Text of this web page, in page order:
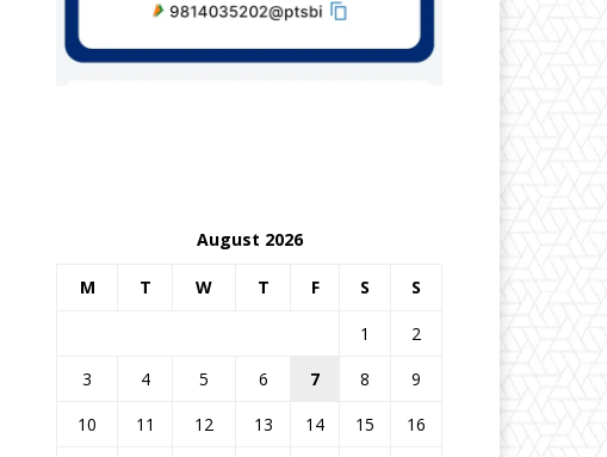
August 2026
M T W T F S S
1
2
3
4 5 6 7 8
9
10
11 12 13 14 15
16